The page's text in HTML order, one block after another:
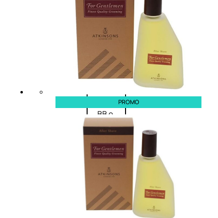
Palette
labbra
Rossetto
Gloss
Matita
labbra
Rimpolpante
labbra
BB e
CC
Cream
Viso
Palette
viso
PROMO